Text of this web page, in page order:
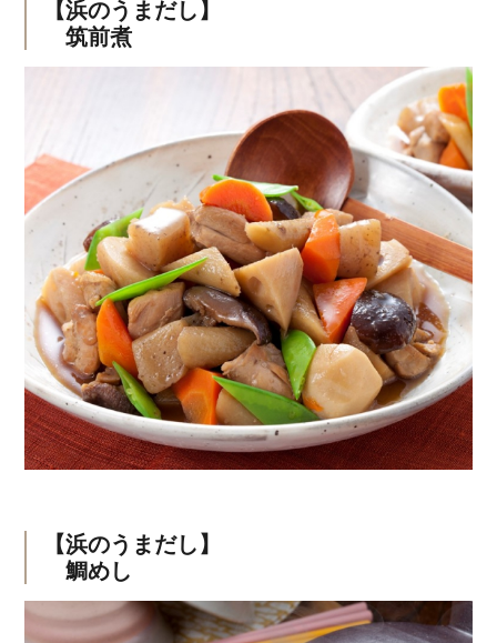
【浜のうまだし】
筑前煮
【浜のうまだし】
鯛めし